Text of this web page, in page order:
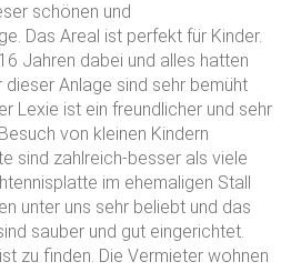
schönen und
Das Areal ist perfekt für Kinder.
Jahren dabei und alles hatten
dieser Anlage sind sehr bemüht
Lexie ist ein freundlicher und sehr
von kleinen Kindern
sind zahlreich-besser als viele
im ehemaligen Stall
unter uns sehr beliebt und das
sauber und gut eingerichtet.
zu finden. Die Vermieter wohnen